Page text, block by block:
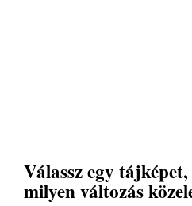
Válassz egy tájképet,
milyen változás